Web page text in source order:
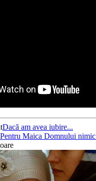
Dacă am avea iubire...
Pentru Maica Domnului